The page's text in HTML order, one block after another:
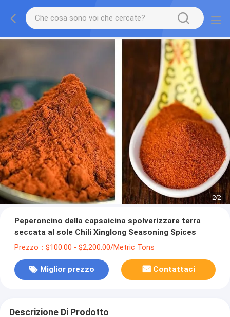
2/2
Peperoncino della capsaicina spolverizzare terra
seccata al sole Chili Xinglong Seasoning Spices
Prezzo：$100.00 - $2,200.00/Metric Tons
Miglior prezzo Contattaci
Descrizione Di Prodotto